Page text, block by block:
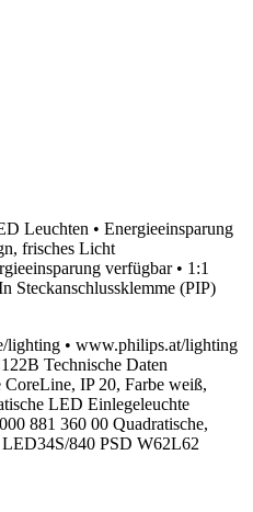
Leuchten • Energieeinsparung
frisches Licht
verfügbar • 1:1
Steckanschlussklemme (PIP)
lighting • www.philips.at/lighting
Technische Daten
IP 20, Farbe weiß,
LED Einlegeleuchte
881 360 00 Quadratische,
840 PSD W62L62